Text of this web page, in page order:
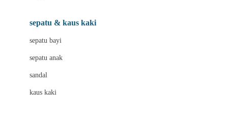
Beauty Barn
Bio Oil
Biolane
Bizzi Growin
sepatu & kaus kaki
sepatu bayi
sepatu anak
sandal
kaus kaki